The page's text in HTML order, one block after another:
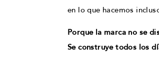
en lo que hacemos
Porque la marca no se
Se construye todos los